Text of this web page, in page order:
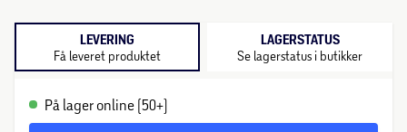
LEVERING
Få leveret produktet
LAGERSTATUS
Se lagerstatus i butikker
På lager online (50+)